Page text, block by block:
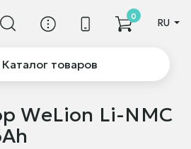
0
RU
Каталог товаров
WeLion Li-NMC